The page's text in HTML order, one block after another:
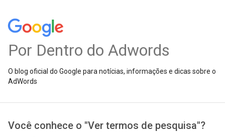
Por Dentro do Adwords
O blog oficial do Google para notícias, informações e dicas sobre o
AdWords
Você conhece o "Ver termos de pesquisa"?